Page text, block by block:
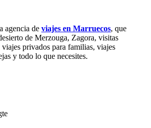
agencia de viajes en Marruecos, que
de Merzouga, Zagora, visitas
viajes privados para familias, viajes
y todo lo que necesites.